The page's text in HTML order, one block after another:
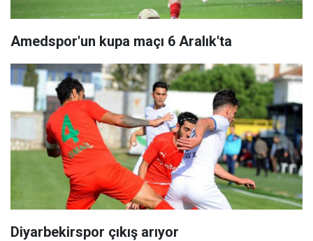
Amedspor'un kupa maçı 6 Aralık'ta
Diyarbekirspor çıkış arıyor